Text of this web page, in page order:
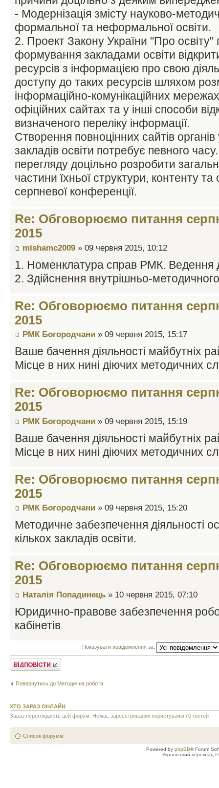
- Модернізація змісту науково-
формальної та неформальної освіти.
2. Проект Закону України "Про освіту"
формування закладами освіти
ресурсів з інформацією про свою
доступу до таких ресурсів шляхом
інформаційно-комунікаційних
офіційних сайтах та у інші способи
визначеного переліку інформації.
Створення повноцінних сайтів
закладів освіти потребує певного
перегляду доцільно розробити
частини їхньої структури, контенту та
серпневої конференції.
Re: Обговорюємо питання
2015
mishamc2009 » 09 червня 2015, 10:12
1. Номенклатура справ РМК. Ведення
2. Здійснення внутрішньо-
Re: Обговорюємо питання
2015
РМК Богородчани » 09 червня 2015, 15:17
Ваше бачення діяльності майбутніх
Місце в них нині діючих методичних
Re: Обговорюємо питання
2015
РМК Богородчани » 09 червня 2015, 15:19
Ваше бачення діяльності майбутніх
Місце в них нині діючих методичних
Re: Обговорюємо питання
2015
РМК Богородчани » 09 червня 2015, 15:20
Методичне забезпечення діяльності
кількох закладів освіти.
Re: Обговорюємо питання
2015
Наталія Попадинець » 10 червня 2015, 07:10
Юридично-правове забезпечення
кабінетів
Показувати повідомлення за:
Відповісти
Повернутись до Методична робота
ХТО ЗАРАЗ ОНЛАЙН
Зараз переглядають цей форум: Немає зареєстрованих користувачів і 0 гостей
Список форумів
Powered by phpBB® Forum
Український переклад